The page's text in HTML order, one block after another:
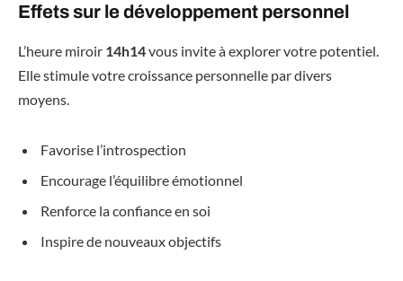
Effets sur le développement personnel
L’heure miroir 14h14vous invite à explorer votre potentiel.
Elle stimule votre croissance personnelle par divers
moyens.
Favorise l’introspection
Encourage l’équilibre émotionnel
Renforce la confiance en soi
Inspire de nouveaux objectifs